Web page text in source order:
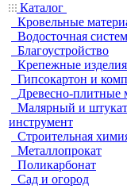
Каталог
Кровельные
Водосточная
Благоустройство
Крепежные изделия
Гипсокартон и
Древесно-плитные
Малярный и
инструмент
Строительная
Металлопрокат
Поликарбонат
Сад и огород